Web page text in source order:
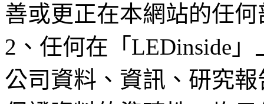
善或更正在本網站的任
2、任何在「LEDinside
公司資料、資訊、研究